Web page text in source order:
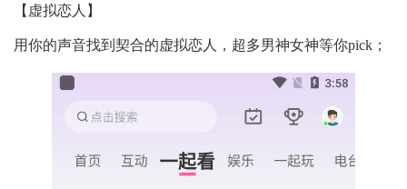
【虚拟恋人】
用你的声音找到契合的虚拟恋人，超多男神女神等你pick；